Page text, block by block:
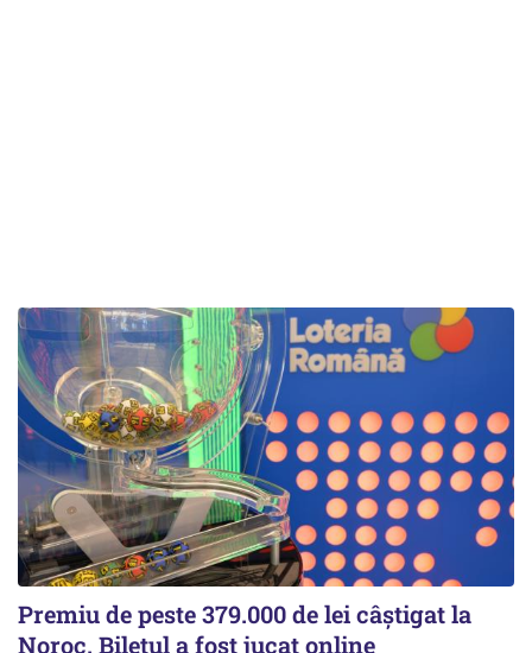
Premiu de peste 379.000 de lei câștigat la
Noroc. Biletul a fost jucat online